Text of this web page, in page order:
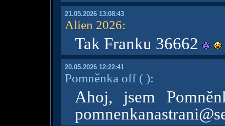
21.05.2026 13:08:43
Alien 2026:
Tak Franku 36662
20.05.2026 12:22:41
Pomněnka off( ):
Ahoj, jsem